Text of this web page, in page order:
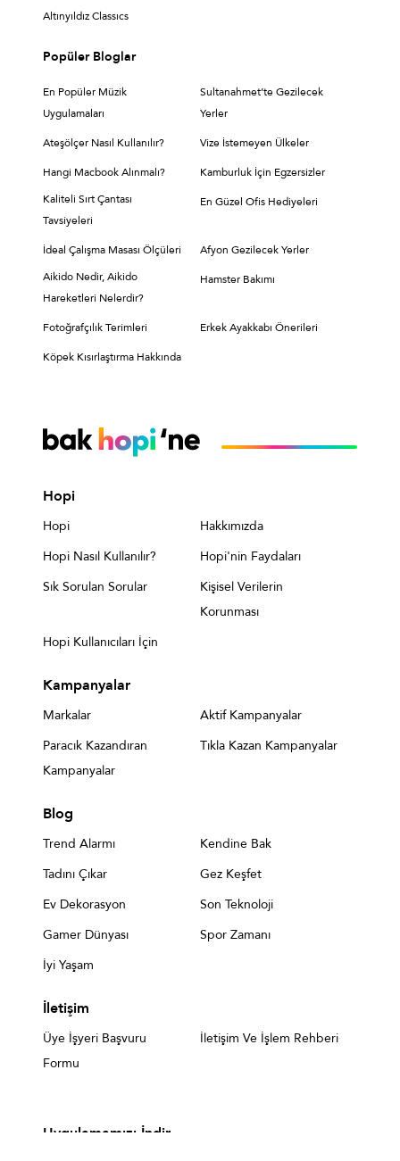
Altınyıldız Classıcs
Popüler Bloglar
En Popüler Müzik
Uygulamaları
Sultanahmet’te Gezilecek
Yerler
Ateşölçer Nasıl Kullanılır? Vize İstemeyen Ülkeler
Hangi Macbook Alınmalı?
Kamburluk İçin Egzersizler
Kaliteli Sırt Çantası
Tavsiyeleri
En Güzel Ofis Hediyeleri
İdeal Çalışma Masası Ölçüleri
Afyon Gezilecek Yerler
Aikido Nedir, Aikido
Hareketleri Nelerdir?
Hamster Bakımı
Fotoğrafçılık Terimleri Erkek Ayakkabı Önerileri
Köpek Kısırlaştırma Hakkında
Hopi
Hopi
Hakkımızda
Hopi Nasıl Kullanılır?
Hopi'nin Faydaları
Sık Sorulan Sorular
Kişisel Verilerin
Korunması
Hopi Kullanıcıları İçin
Kampanyalar
Markalar
Aktif Kampanyalar
Paracık Kazandıran
Kampanyalar
Tıkla Kazan Kampanyalar
Blog
Trend Alarmı
Kendine Bak
Tadını Çıkar
Gez Keşfet
Ev Dekorasyon
Son Teknoloji
Gamer Dünyası
Spor Zamanı
İyi Yaşam
İletişim
Üye İşyeri Başvuru
Formu
İletişim Ve İşlem Rehberi
Uygulamamızı İndir